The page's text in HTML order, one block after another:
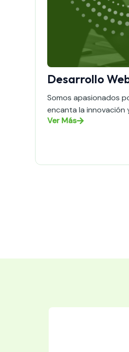
Desarrollo
Somos apasionados
encanta la innovación
Ver Más